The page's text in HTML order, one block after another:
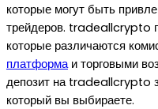
которые могут быть
трейдеров. tradeallcrypto
которые различаются
платформаи торговыми
депозит на tradeallcrypto
который вы выбираете.